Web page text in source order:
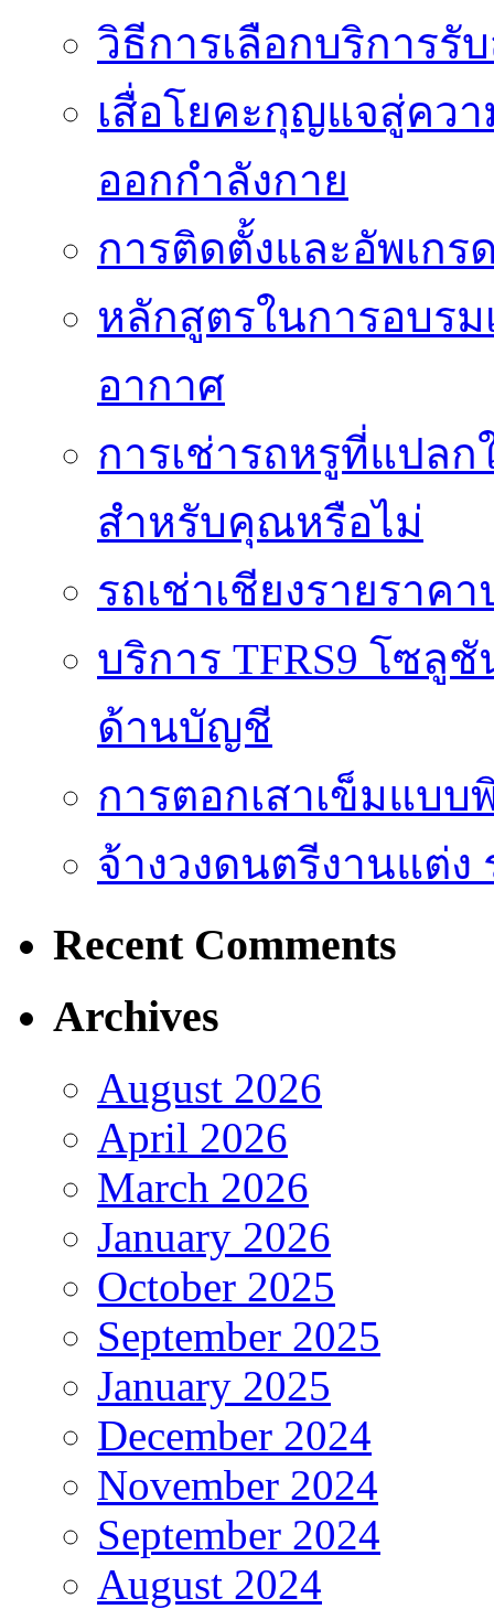
วิธีการเลือกบริการรั
เสื่อโยคะกุญแจสู่คว
ออกกำลังกาย
การติดตั้งและอัพเกรด
หลักสูตรในการอบร
อากาศ
การเช่ารถหรูที่แปลก
สำหรับคุณหรือไม่
รถเช่าเชียงรายราค
บริการ TFRS9 โซลู
ด้านบัญชี
การตอกเสาเข็มแบบ
จ้างวงดนตรีงานแต่ง
Recent Comments
Archives
August 2026
April 2026
March 2026
January 2026
October 2025
September 2025
January 2025
December 2024
November 2024
September 2024
August 2024